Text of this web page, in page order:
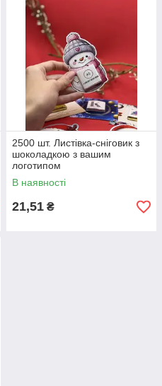
2500 шт. Листівка-сніговик з
шоколадкою з вашим
логотипом
В наявності
21,51 ₴